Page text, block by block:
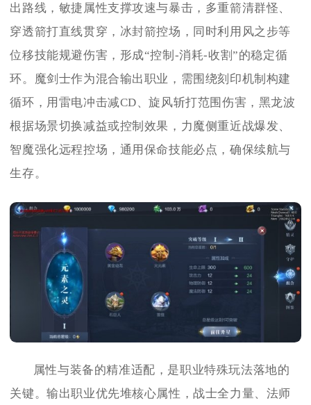
出路线，敏捷属性支撑攻速与暴击，多重箭清群怪、
穿透箭打直线贯穿，冰封箭控场，同时利用风之步等
位移技能规避伤害，形成“控制-消耗-收割”的稳定循
环。魔剑士作为混合输出职业，需围绕刻印机制构建
循环，用雷电冲击减CD、旋风斩打范围伤害，黑龙波
根据场景切换减益或控制效果，力魔侧重近战爆发、
智魔强化远程控场，通用保命技能必点，确保续航与
生存。
属性与装备的精准适配，是职业特殊玩法落地的
关键。输出职业优先堆核心属性，战士全力量、法师